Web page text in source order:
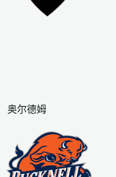
奥尔德姆